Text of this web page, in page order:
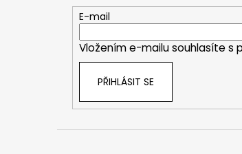
E-mail
Vložením e-mailu souhlasíte s
PŘIHLÁSIT SE